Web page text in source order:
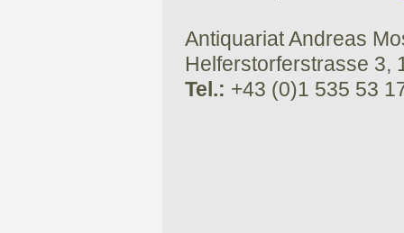
Antiquariat Andreas
Helferstorferstrasse 3,
Tel.: +43 (0)1 535 53